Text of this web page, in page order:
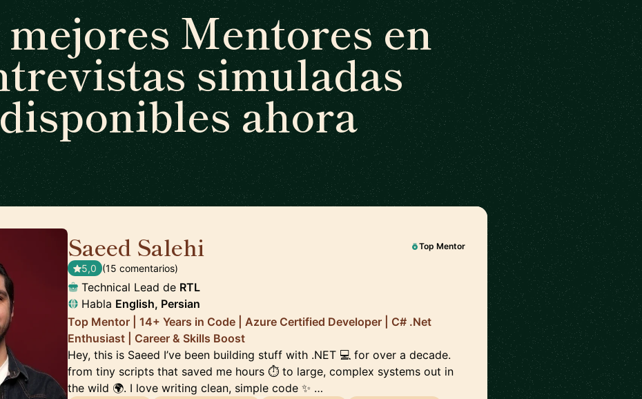
Mentores en
simuladas
ahora
Saeed Salehi Top Mentor
5,0 (15 comentarios)
Technical Lead de RTL
Habla English, Persian
Top Mentor | 14+ Years in Code | Azure Certified Developer | C# .Net
Enthusiast | Career & Skills Boost
Hey, this is Saeed I’ve been building stuff with .NET 💻 for over a decade.
from tiny scripts that saved me hours ⏱️ to large, complex systems out in
the wild 🌍. I love writing clean, simple code ✨ …